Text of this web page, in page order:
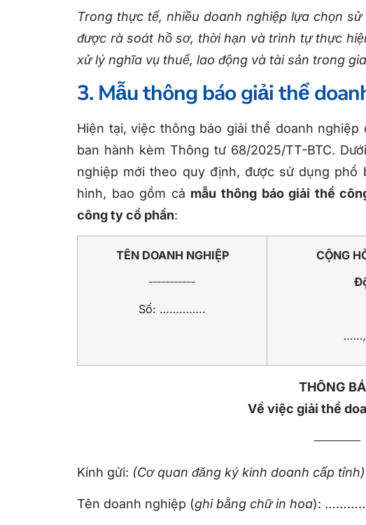
Trong thực tế, nhiều doanh nghiệp lựa chọn
được rà soát hồ sơ, thời hạn và trình tự thực
xử lý nghĩa vụ thuế, lao động và tài sản trong
3. Mẫu thông báo giải thể
Hiện tại, việc thông báo giải thể doanh
ban hành kèm Thông tư 68/2025/TT-BTC.
nghiệp mới theo quy định, được sử dụng
hình, bao gồm cả mẫu thông báo giải thể
công ty cổ phần:
TÊN DOANH NGHIỆP
Số: …………..
CỘNG
……,
THÔNG
Về việc giải thể
Kính gửi: (Cơ quan đăng ký kinh doanh cấp
Tên doanh nghiệp (ghi bằng chữ in hoa):